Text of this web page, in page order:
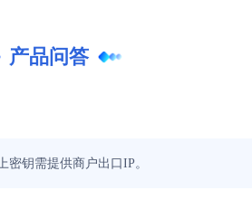
产品问答
钥需提供商户出口IP。